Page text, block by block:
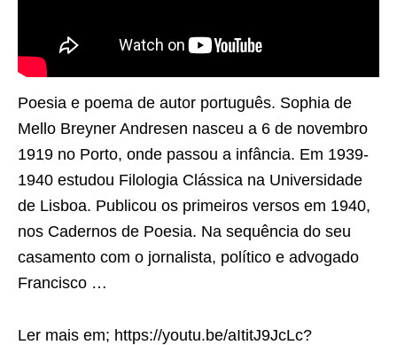
Poesia e poema de autor português. Sophia de
Mello Breyner Andresen nasceu a 6 de novembro
1919 no Porto, onde passou a infância. Em 1939-
1940 estudou Filologia Clássica na Universidade
de Lisboa. Publicou os primeiros versos em 1940,
nos Cadernos de Poesia. Na sequência do seu
casamento com o jornalista, político e advogado
Francisco …
Ler mais em; https://youtu.be/aItitJ9JcLc?